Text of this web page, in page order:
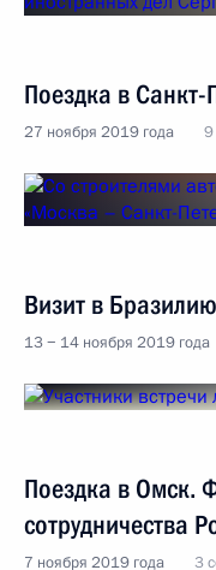
Поездка в Санкт-
27 ноября 2019 года 9
Визит в
13 − 14 ноября 2019 года
Поездка в Омск.
сотрудничества
7 ноября 2019 года 3